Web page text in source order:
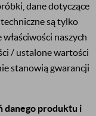
dane dotyczące
są tylko
naszych
/ ustalone wartości
stanowią gwarancji
danego produktu i